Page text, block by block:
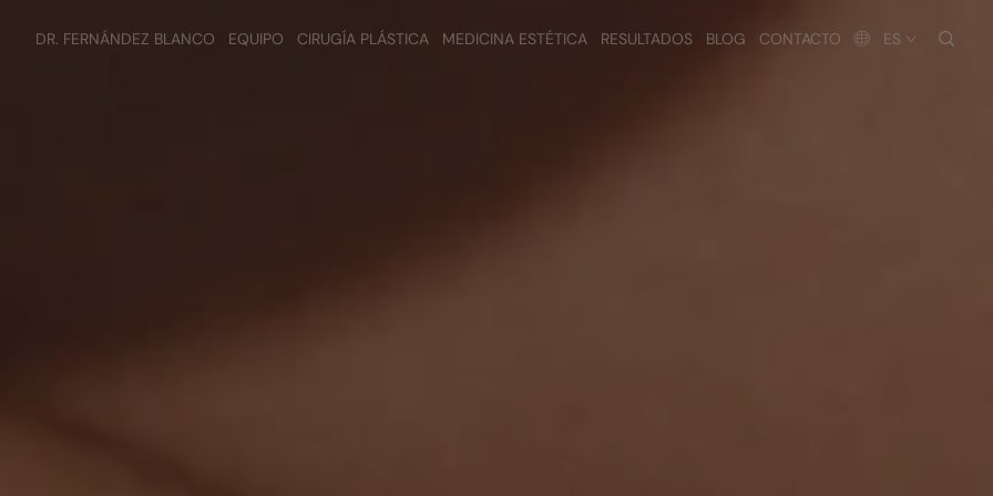
DR. FERNÁNDEZ BLANCO EQUIPO CIRUGÍA PLÁSTICA MEDICINA ESTÉTICA RESULTADOS BLOG CONTACTO ES